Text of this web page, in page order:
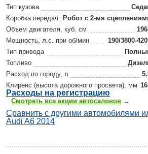
Тип кузова
Коробка передач
Робот с 2-мя
Объем двигателя, куб. см
Мощность, л.с. при об/мин
190/3800-
Тип привода
Топливо
Расход по городу, л
Клиренс (высота дорожного просвета), мм
Расходы на регистрацию
Смотреть все акции автосалонов →
Сравнить с другими автомобилями
Audi A6 2014